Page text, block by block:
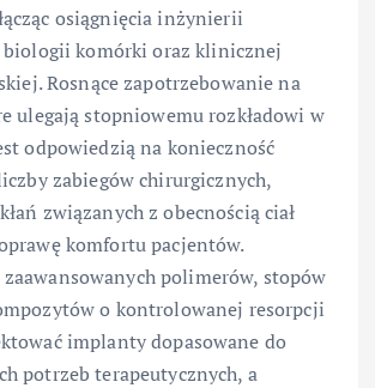
osiągnięcia inżynierii
biologii komórki oraz klinicznej
Rosnące zapotrzebowanie na
ulegają stopniowemu rozkładowi w
odpowiedzią na konieczność
zabiegów chirurgicznych,
związanych z obecnością ciał
komfortu pacjentów.
polimerów, stopów
o kontrolowanej resorpcji
implanty dopasowane do
potrzeb terapeutycznych, a